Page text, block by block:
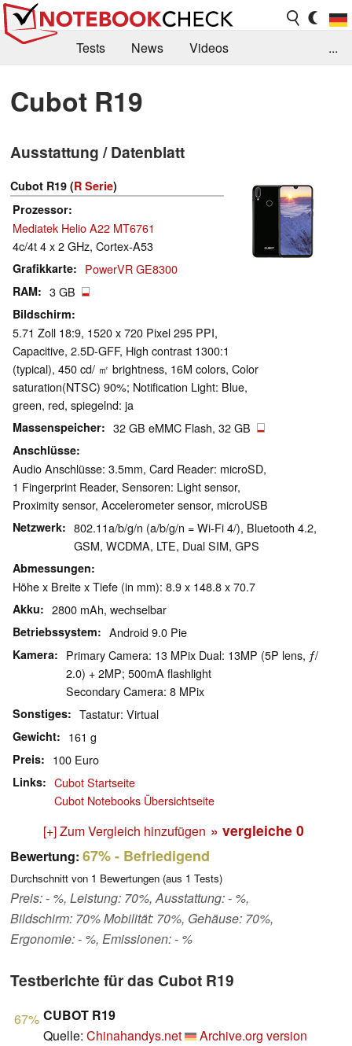
Tests News
Videos
Kaufberatung
Deals
Forum
...
Cubot R19
Ausstattung / Datenblatt
Cubot R19 (R Serie)
Prozessor
Mediatek Helio A22 MT6761
4c/4t 4 x 2 GHz, Cortex-A53
Grafikkarte PowerVR GE8300
RAM 3 GB
Bildschirm
5.71 Zoll 18:9, 1520 x 720 Pixel 295 PPI,
Capacitive, 2.5D-GFF, High contrast 1300:1
(typical), 450 cd/ ㎡ brightness, 16M colors, Color
saturation(NTSC) 90%; Notification Light: Blue,
green, red, spiegelnd: ja
Massenspeicher 32 GB eMMC Flash, 32 GB
Anschlüsse
Audio Anschlüsse: 3.5mm, Card Reader: microSD,
1 Fingerprint Reader, Sensoren: Light sensor,
Proximity sensor, Accelerometer sensor, microUSB
Netzwerk
802.11a/b/g/n (a/b/g/n = Wi-Fi 4/), Bluetooth 4.2,
GSM, WCDMA, LTE, Dual SIM, GPS
Abmessungen
Höhe x Breite x Tiefe (in mm): 8.9 x 148.8 x 70.7
Akku 2800 mAh, wechselbar
Betriebssystem Android 9.0 Pie
Kamera
Primary Camera: 13 MPix Dual: 13MP (5P lens, ƒ/
2.0) + 2MP; 500mA flashlight
Secondary Camera: 8 MPix
Sonstiges Tastatur: Virtual
Gewicht 161 g
Preis 100 Euro
Links
Cubot Startseite
Cubot Notebooks Übersichtseite
[+] Zum Vergleich hinzufügen » vergleiche 0
Bewertung: 67%- Befriedigend
Durchschnitt von 1 Bewertungen (aus 1 Tests)
Preis: - %, Leistung: 70%, Ausstattung: - %,
Bildschirm: 70% Mobilität: 70%, Gehäuse: 70%,
Ergonomie: - %, Emissionen: - %
Testberichte für das Cubot R19
67% CUBOT R19
Quelle: Chinahandys.net
Archive.org version